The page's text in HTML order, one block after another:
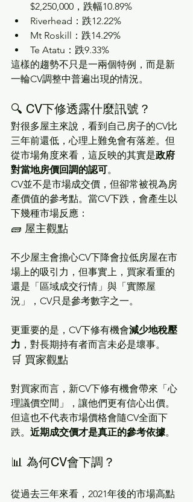
$2,250,000，跌幅10.89%
Riverhead：跌12.22%
Mt Roskill：跌14.29%
Te Atatu：跌9.33%
這樣的趨勢不只是一兩個特例，而是新
一輪CV調整中普遍出現的情況。
🔍 CV下修透露什麼訊號？
對很多屋主來說，看到自己房子的CV比
三年前還低，心理上難免會有落差。但
從市場角度來看，這反映的其實是政府
對當地房價回調的認可。
CV並不是市場成交價，但卻常被視為房
產價值的參考點。當CV下跌，會產生以
下幾種市場反應：
🧱 屋主觀點
不少屋主會擔心CV下降會拉低房屋在市
場上的吸引力，但事實上，買家看重的
還是「區域成交行情」與「實際屋
況」，CV只是參考數字之一。
更重要的是，CV下修有機會減少地稅壓
力 ，對長期持有者而言未必是壞事。
🛒 買家觀點
對買家而言，新CV下修有機會帶來「心
理議價空間」，讓他們更有信心出價。
但這也不代表市場價格會隨CV全面下
跌。 近期成交價才是真正的參考依據。
📊 為何CV會下調？
從過去三年來看，2021年後的市場高點